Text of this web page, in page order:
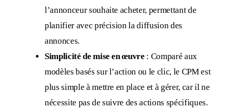
l’annonceur souhaite acheter, permettant de
planifier avec précision la diffusion des
annonces.
Simplicité de mise en œuvre : Comparé aux
modèles basés sur l’action ou le clic, le CPM est
plus simple à mettre en place et à gérer, car il ne
nécessite pas de suivre des actions spécifiques.